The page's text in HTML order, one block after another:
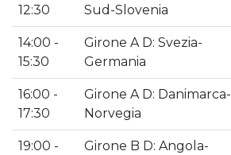
12:30
Sud-Slovenia
14:00 -
15:30
Girone A D: Svezia-
Germania
16:00 -
17:30
Girone A D: Danimarca-
Norvegia
19:00 -
Girone B D: Angola-